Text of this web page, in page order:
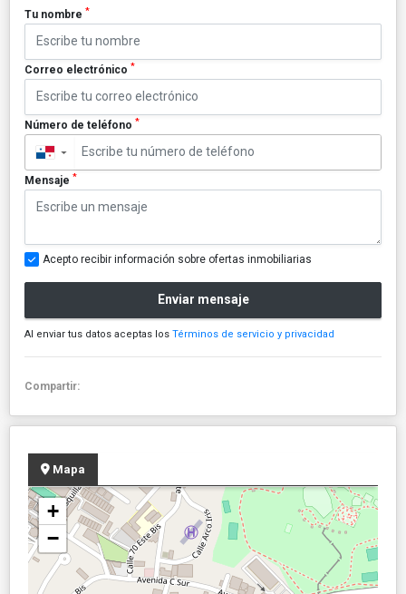
Tu nombre *
Correo electrónico *
Número de teléfono *
▼
Mensaje *
Acepto recibir información sobre ofertas inmobiliarias
Enviar mensaje
Al enviar tus datos aceptas los Términos de servicio y privacidad
Compartir:
Mapa
+
−